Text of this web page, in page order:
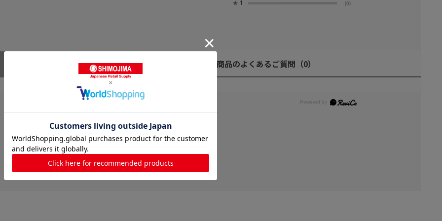
★ 1 (0)
商品のよくあるご質問 （0）
レビューはありません。